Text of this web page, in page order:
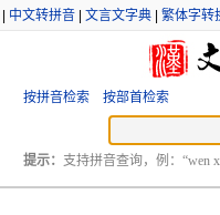
中文转拼音 文言文字典 繁体字转
按拼音检索 按部首检索
提示： 支持拼音查询，例：“wen